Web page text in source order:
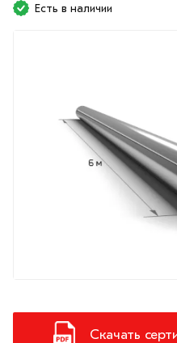
Есть в наличии
Скачать